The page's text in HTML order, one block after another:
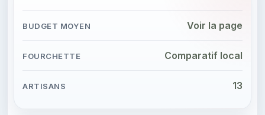
Voir la page
Comparatif local
13